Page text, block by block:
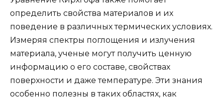
определить свойства материалов и их
поведение в различных термических условиях.
Измеряя спектры поглощения и излучения
материала, ученые могут получить ценную
информацию о его составе, свойствах
поверхности и даже температуре. Эти знания
особенно полезны в таких областях, как